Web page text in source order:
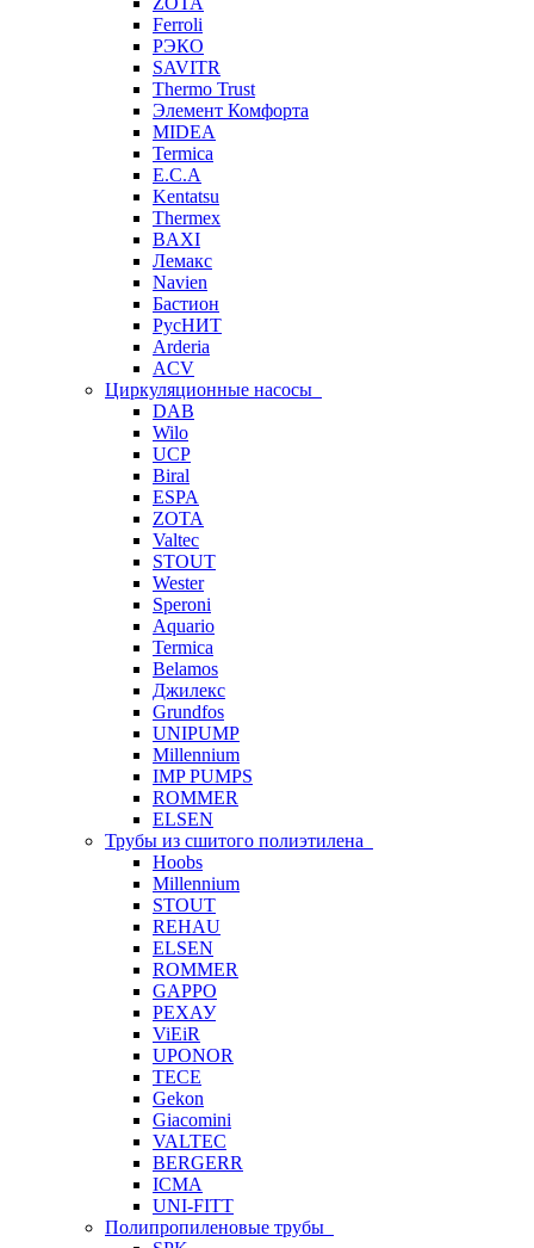
Ferroli
РЭКО
SAVITR
Thermo Trust
Элемент Комфорта
MIDEA
Termica
E.C.A
Kentatsu
Thermex
BAXI
Лемакс
Navien
Бастион
РусНИТ
Arderia
ACV
Циркуляционные насосы
DAB
Wilo
UCP
Biral
ESPA
ZOTA
Valtec
STOUT
Wester
Speroni
Aquario
Termica
Belamos
Джилекс
Grundfos
UNIPUMP
Millennium
IMP PUMPS
ROMMER
ELSEN
Трубы из сшитого полиэтилена
Hoobs
Millennium
STOUT
REHAU
ELSEN
ROMMER
GAPPO
РЕХАУ
ViEiR
UPONOR
TECE
Gekon
Giacomini
VALTEC
BERGERR
ICMA
UNI-FITT
Полипропиленовые трубы